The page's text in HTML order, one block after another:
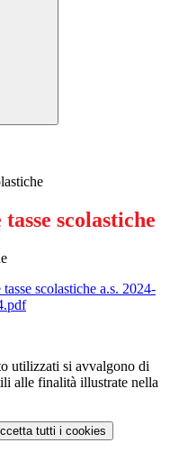
scolastiche
scolastiche a.s. 2024-
utilizzati si avvalgono di
alle finalità illustrate nella
tutti i cookies